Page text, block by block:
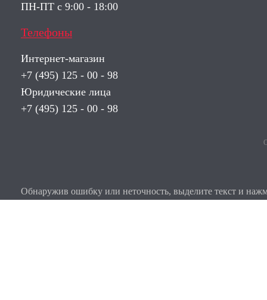
ПН-ПТ с 9:00 - 18:00
Телефоны
Интернет-магазин
+7 (495) 125 - 00 - 98
Юридические лица
+7 (495) 125 - 00 - 98
Обнаружив ошибку или неточность, выделите текст и